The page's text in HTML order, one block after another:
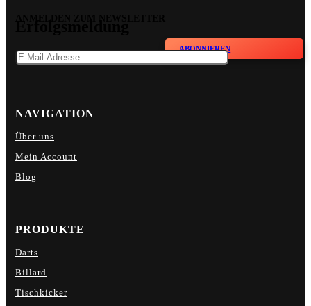
ABONNIEREN
NAVIGATION
Über uns
Mein Account
Blog
PRODUKTE
Darts
Billard
Tischkicker